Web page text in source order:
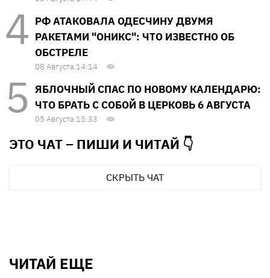
РФ АТАКОВАЛА ОДЕСЧИНУ ДВУМЯ
РАКЕТАМИ "ОНИКС": ЧТО ИЗВЕСТНО ОБ
ОБСТРЕЛЕ
08 Августа 14:14
ЯБЛОЧНЫЙ СПАС ПО НОВОМУ КАЛЕНДАРЮ:
ЧТО БРАТЬ С СОБОЙ В ЦЕРКОВЬ 6 АВГУСТА
05 Августа 15:33
ЭТО ЧАТ – ПИШИ И ЧИТАЙ 👇
СКРЫТЬ ЧАТ
ЧИТАЙ ЕЩЕ